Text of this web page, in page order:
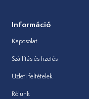
Információ
Kapcsolat
Szállítás és fizetés
Üzleti feltételek
Rólunk